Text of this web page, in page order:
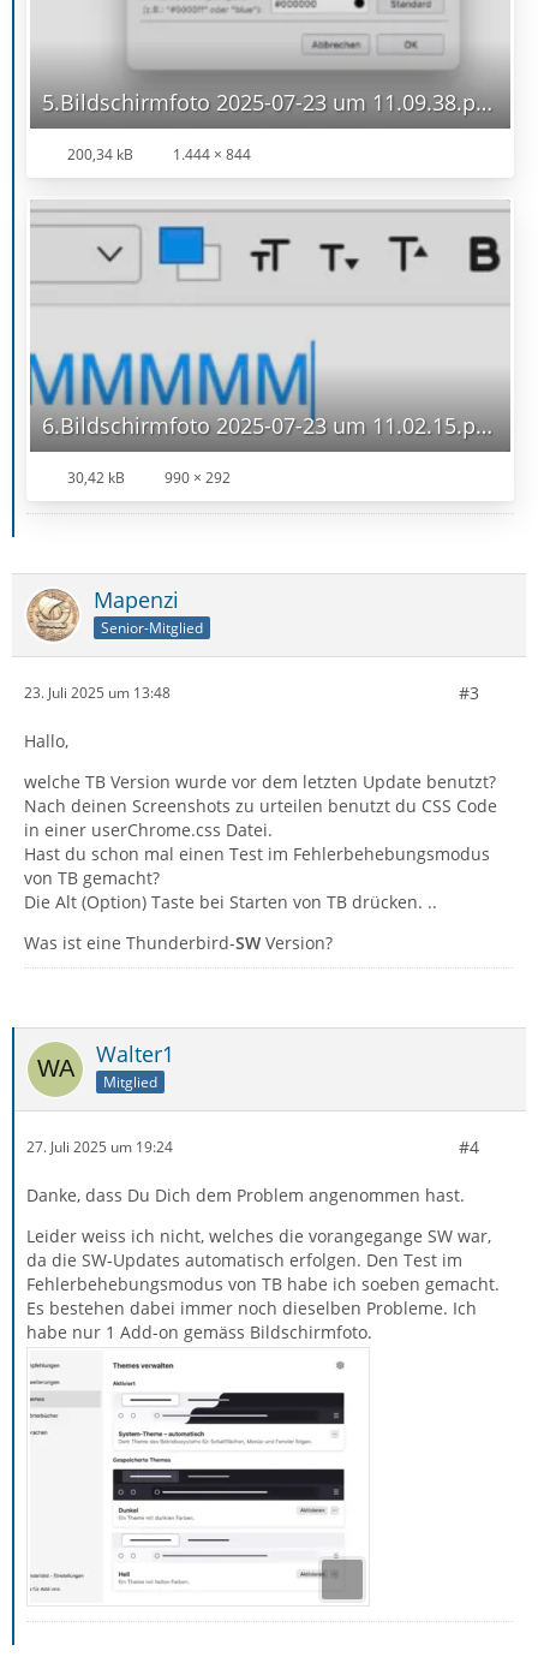
5.Bildschirmfoto 2025-07-23 um 11.09.38.png
200,34 kB 1.444 × 844
6.Bildschirmfoto 2025-07-23 um 11.02.15.png
30,42 kB 990 × 292
Mapenzi
Senior-Mitglied
23. Juli 2025 um 13:48 #3
Hallo,
welche TB Version wurde vor dem letzten Update benutzt?
Nach deinen Screenshots zu urteilen benutzt du CSS Code
in einer userChrome.css Datei.
Hast du schon mal einen Test im Fehlerbehebungsmodus
von TB gemacht?
Die Alt (Option) Taste bei Starten von TB drücken. ..
Was ist eine Thunderbird-SW Version?
Walter1
Mitglied
27. Juli 2025 um 19:24 #4
Danke, dass Du Dich dem Problem angenommen hast.
Leider weiss ich nicht, welches die vorangegange SW war,
da die SW-Updates automatisch erfolgen. Den Test im
Fehlerbehebungsmodus von TB habe ich soeben gemacht.
Es bestehen dabei immer noch dieselben Probleme. Ich
habe nur 1 Add-on gemäss Bildschirmfoto.